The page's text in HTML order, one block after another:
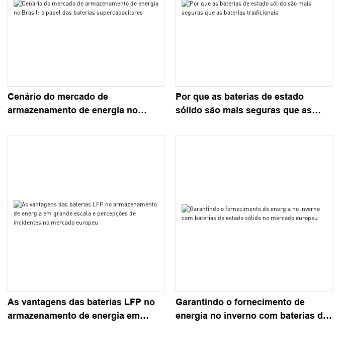
Cenário do mercado de
armazenamento de energia no
supercapacitores
Por que as baterias de estado
sólido são mais seguras que as
As vantagens das baterias LFP no
armazenamento de energia em
Garantindo o fornecimento de
energia no inverno com baterias de